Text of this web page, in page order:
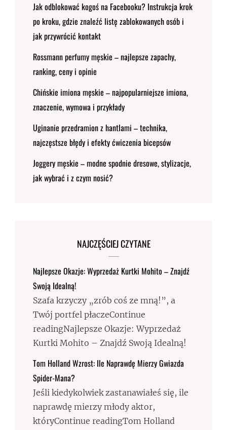
Jak odblokować kogoś na Facebooku? Instrukcja krok
po kroku, gdzie znaleźć listę zablokowanych osób i
jak przywrócić kontakt
Rossmann perfumy męskie – najlepsze zapachy,
ranking, ceny i opinie
Chińskie imiona męskie – najpopularniejsze imiona,
znaczenie, wymowa i przykłady
Uginanie przedramion z hantlami – technika,
najczęstsze błędy i efekty ćwiczenia bicepsów
Joggery męskie – modne spodnie dresowe, stylizacje,
jak wybrać i z czym nosić?
NAJCZĘŚCIEJ CZYTANE
Najlepsze Okazje: Wyprzedaż Kurtki Mohito – Znajdź
Swoją Idealną!
Szafa krzyczy „zrób coś ze mną!”, a
Twój portfel płaczeContinue
readingNajlepsze Okazje: Wyprzedaż
Kurtki Mohito – Znajdź Swoją Idealną!
Tom Holland Wzrost: Ile Naprawdę Mierzy Gwiazda
Spider-Mana?
Jeśli kiedykolwiek zastanawiałeś się, ile
naprawdę mierzy młody aktor,
któryContinue readingTom Holland